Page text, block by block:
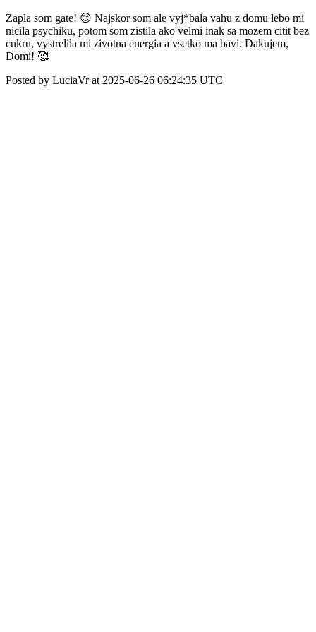
Zapla som gate! 😊 Najskor som ale vyj*bala vahu z domu lebo mi
nicila psychiku, potom som zistila ako velmi inak sa mozem citit bez
cukru, vystrelila mi zivotna energia a vsetko ma bavi. Dakujem,
Domi! 🥰
Posted by LuciaVr at 2025-06-26 06:24:35 UTC